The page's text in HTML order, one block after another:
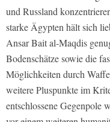
und Russland
starke Ägypten hält sich
Ansar Bait al-Maqdis
Bodenschätze sowie die
Möglichkeiten durch
weitere Pluspunkte im
entschlossene Gegenpole